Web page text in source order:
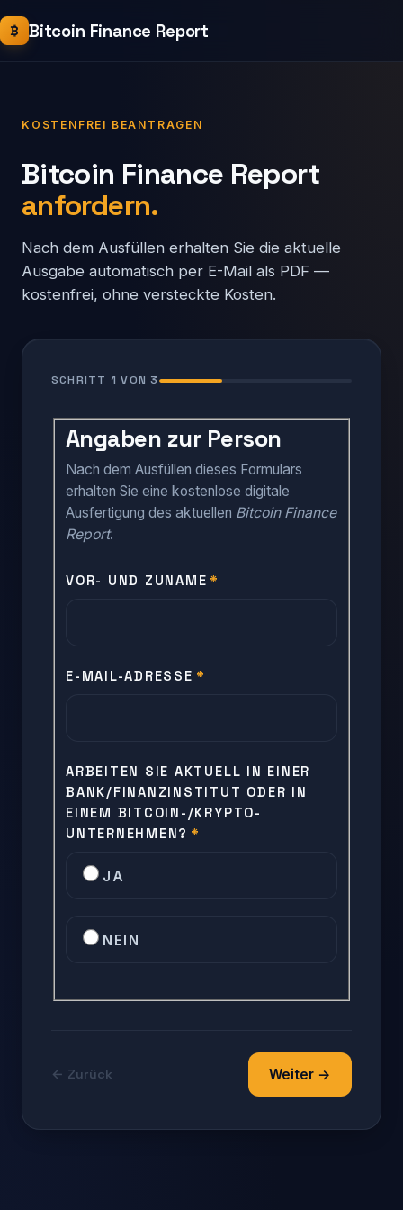
₿ Bitcoin Finance Report
KOSTENFREI BEANTRAGEN
Bitcoin Finance Report
anfordern.
Nach dem Ausfüllen erhalten Sie die aktuelle
Ausgabe automatisch per E-Mail als PDF —
kostenfrei, ohne versteckte Kosten.
SCHRITT 1 VON 3
Angaben zur Person
Nach dem Ausfüllen dieses Formulars
erhalten Sie eine kostenlose digitale
Ausfertigung des aktuellen Bitcoin Finance
Report.
VOR- UND ZUNAME *
E-MAIL-ADRESSE *
ARBEITEN SIE AKTUELL IN EINER
BANK/FINANZINSTITUT ODER IN
EINEM BITCOIN-/KRYPTO-
UNTERNEHMEN? *
JA
NEIN
← Zurück Weiter →